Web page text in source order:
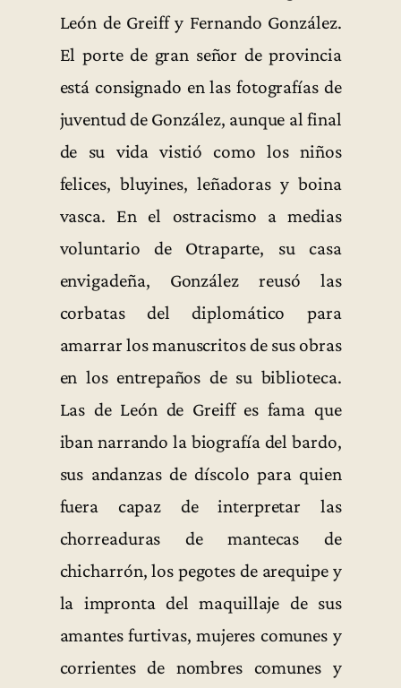
León de Greiff y Fernando González.
El porte de gran señor de provincia
está consignado en las fotografías de
juventud de González, aunque al final
de su vida vistió como los niños
felices, bluyines, leñadoras y boina
vasca. En el ostracismo a medias
voluntario de Otraparte, su casa
envigadeña, González reusó las
corbatas del diplomático para
amarrar los manuscritos de sus obras
en los entrepaños de su biblioteca.
Las de León de Greiff es fama que
iban narrando la biografía del bardo,
sus andanzas de díscolo para quien
fuera capaz de interpretar las
chorreaduras de mantecas de
chicharrón, los pegotes de arequipe y
la impronta del maquillaje de sus
amantes furtivas, mujeres comunes y
corrientes de nombres comunes y